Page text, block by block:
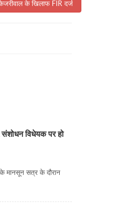
के खिलाफ FIR दर्ज
विधेयक पर हो
मानसून सत्र के दौरान